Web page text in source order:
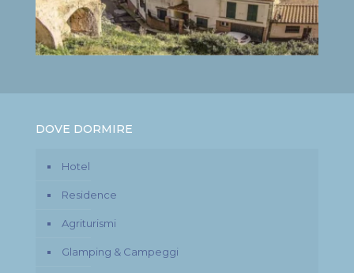
DOVE DORMIRE
Hotel
Residence
Agriturismi
Glamping & Campeggi